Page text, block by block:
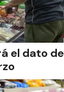
el dato de